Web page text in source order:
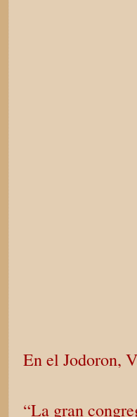
En el Jodoron,
“La gran